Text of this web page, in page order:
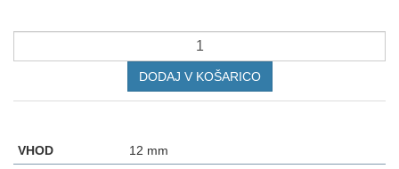
DODAJ V KOŠARICO
VHOD
12 mm